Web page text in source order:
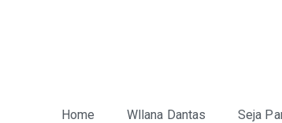
Home Wllana Dantas Seja